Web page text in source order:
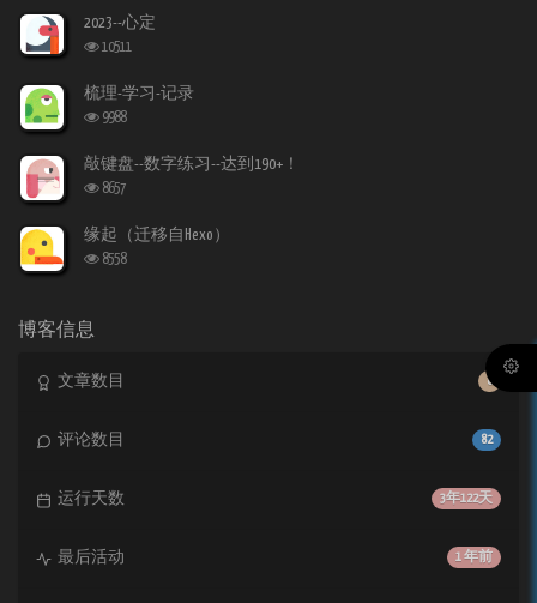
次
数:
2023--心定
浏
次
数:
10511
梳理-学习-记录
浏
次
数:
9988
敲键盘--数字练习--达到190+！
浏
次
数:
8657
缘起（迁移自Hexo）
浏
8558
博客信息
8
文章数目
82
评论数目
3年122天
运行天数
1 年前
最后活动